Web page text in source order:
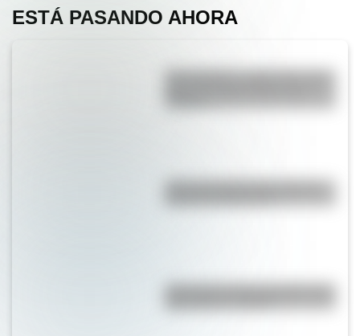
ESTÁ PASANDO AHORA
San Cayetano: ¿quién fue y por
¿Por qué la Ruta 40 es la más
¿Por qué los lagos pueden tener
agua dulce o salada?